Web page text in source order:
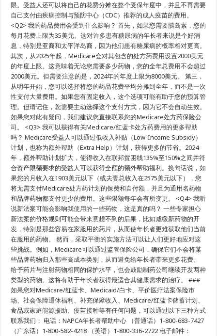
限。受益人还可以将自己的花费分摊在整个受保年度中，并且不再需要
自己支付由疾病控制与预防中心（CDC）推荐的成人疫苗的费用。
<Q2> 我的药品费用会受到什么影响？ 首先，如果您需要胰岛素，您的
每月花费上限为35美元。这对许多患有糖尿病的年长者来说是个好消
息，特别是亚裔和太平洋岛裔，因为他们患有糖尿病的概率相对更高。
其次，从2025年起，Medicare会对其包含的处方药费用设置2000美元
的年度上限。这意味着无论您需要多少药物，您的全年总费用不会超过
2000美元。但需要注意的是，2024年的年度上限为8000美元。 第三，
从明年开始，您可以选择将您的药品花费平均分摊到全年，而不是一次
性支付大量费用。如果您有固定收入，这个选项可能有助于您的预算管
理。但请记住，您需要主动选择这个支付方式，因为它不会自动生效。
如果您对此有疑问，我们建议您直接联系您的Medicare处方药保险公
司。 <Q3> 我可以获得有关Medicare/红蓝卡处方药费用的更多帮助
吗？ Medicare受益人可以通过低收入补贴（Low-Income Subsidy）
计划，也称为额外帮助（Extra Help）计划，获得更多的节省。2024
年，额外帮助计划扩大，使得收入在联邦贫困线135%至150%之间并符
合资产限额要求的受益人可以获得全额的额外帮助福利。换句话说，如
果您的月收入在1903美元以下（或夫妻总收入在2575美元以下），您
将无需支付Medicare处方药计划的保费和自付额，并且为通用名药物
和品牌药物都支付更少的费用。这些限额每年会有所变更。 <Q4> 我听
说新法案可能会影响我使用的一些药物，这是真的吗？ 一些专家担心
新法案的价格规则可能会带来意想不到的后果，比如减缓新药物的开
发，特别是那些容易在家服用的药片，从而使年长者更难获取他们当前
在服用的药物。 然而，采取平衡的实施方法可以让人们更好地应对这
些挑战。例如，Medicare可以通过监管保险公司，确保它们不会将某
些品牌药物归入那些高成本类别，从而避免给年长者带来更多花费。
给予药片与注射药物相同的保护水平，也会鼓励制药公司继续开发两种
类型的药物。这将有助于年长者获得最适合其健康需求的治疗。 ###
如果您对Medicare/红蓝卡、Medicaid/白卡、平价医疗法案保险市
场、社会保障退休福利、补充保障收入、Medicare/红蓝卡储蓄计划、
食品或家庭能源援助、疫苗接种等有任何问题，可以通过以下三种方式
联系我们： 电话：NAPCA年长者帮助中心 （普通话）1-800-683-7427
（广东话）1-800-582-4218 （英语）1-800-336-2722 电子邮件：